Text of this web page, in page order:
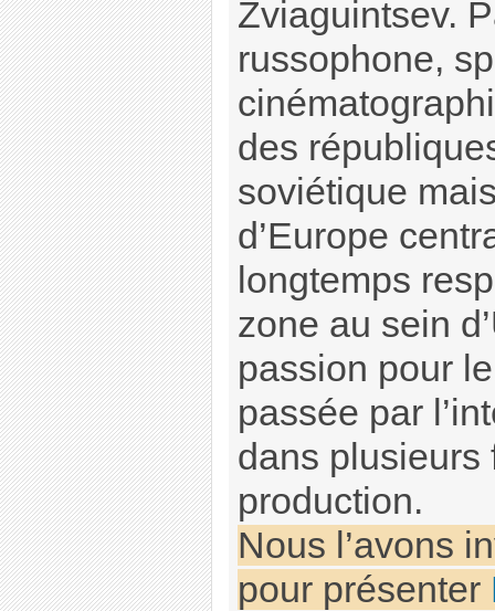
Zviaguintsev.
russophone,
des
soviétique
d’Europe
longtemps
zone au sein
passion pour
passée par
dans plusieurs
production.
Nous l’avons
pour présenter